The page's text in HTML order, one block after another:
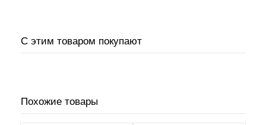
С этим товаром покупают
Похожие товары